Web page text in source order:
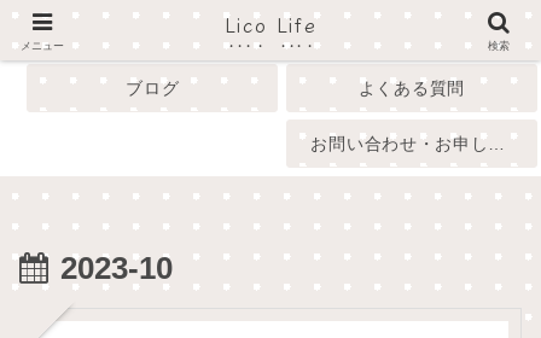
ブログ よくある質問
2023-10
メニュー
Lico Life
検索